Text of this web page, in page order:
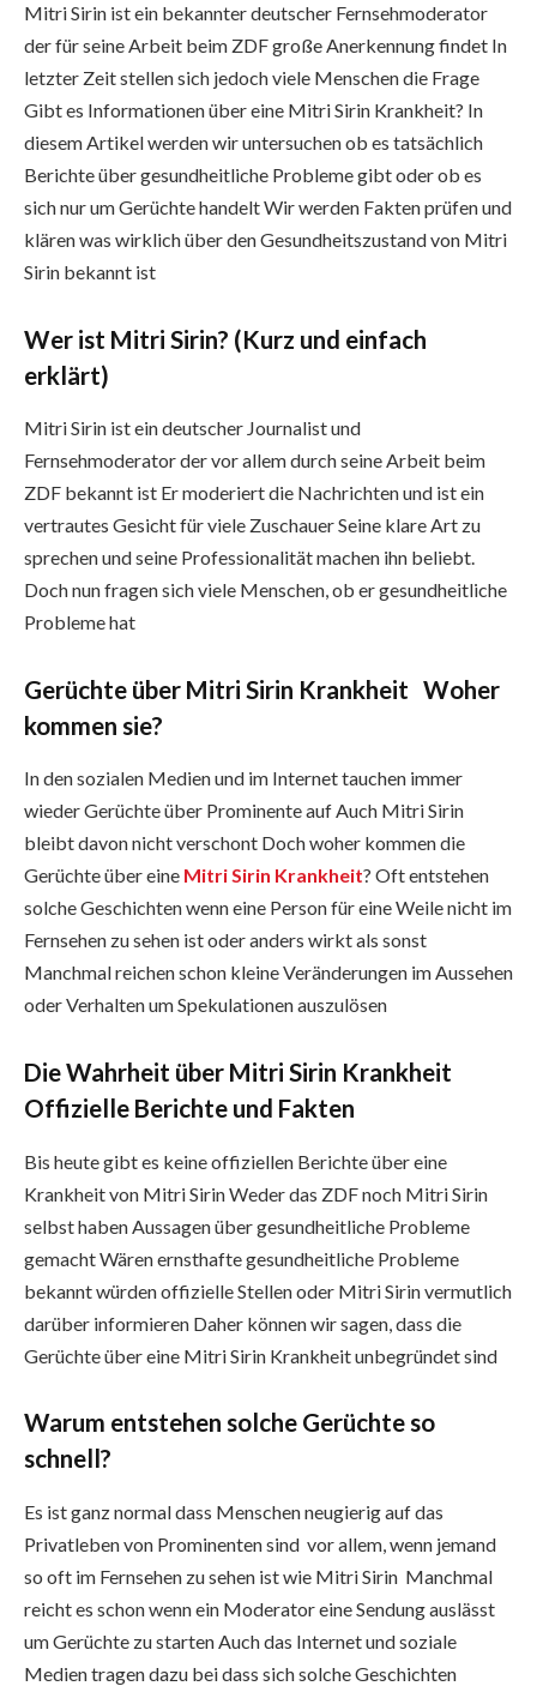
Mitri Sirin ist ein bekannter deutscher Fernsehmoderator
der für seine Arbeit beim ZDF große Anerkennung findet In
letzter Zeit stellen sich jedoch viele Menschen die Frage
Gibt es Informationen über eine Mitri Sirin Krankheit? In
diesem Artikel werden wir untersuchen ob es tatsächlich
Berichte über gesundheitliche Probleme gibt oder ob es
sich nur um Gerüchte handelt Wir werden Fakten prüfen und
klären was wirklich über den Gesundheitszustand von Mitri
Sirin bekannt ist
Wer ist Mitri Sirin? (Kurz und einfach
erklärt)
Mitri Sirin ist ein deutscher Journalist und
Fernsehmoderator der vor allem durch seine Arbeit beim
ZDF bekannt ist Er moderiert die Nachrichten und ist ein
vertrautes Gesicht für viele Zuschauer Seine klare Art zu
sprechen und seine Professionalität machen ihn beliebt.
Doch nun fragen sich viele Menschen, ob er gesundheitliche
Probleme hat
Gerüchte über Mitri Sirin Krankheit Woher
kommen sie?
In den sozialen Medien und im Internet tauchen immer
wieder Gerüchte über Prominente auf Auch Mitri Sirin
bleibt davon nicht verschont Doch woher kommen die
Gerüchte über eine Mitri Sirin Krankheit? Oft entstehen
solche Geschichten wenn eine Person für eine Weile nicht im
Fernsehen zu sehen ist oder anders wirkt als sonst
Manchmal reichen schon kleine Veränderungen im Aussehen
oder Verhalten um Spekulationen auszulösen
Die Wahrheit über Mitri Sirin Krankheit
Offizielle Berichte und Fakten
Bis heute gibt es keine offiziellen Berichte über eine
Krankheit von Mitri Sirin Weder das ZDF noch Mitri Sirin
selbst haben Aussagen über gesundheitliche Probleme
gemacht Wären ernsthafte gesundheitliche Probleme
bekannt würden offizielle Stellen oder Mitri Sirin vermutlich
darüber informieren Daher können wir sagen, dass die
Gerüchte über eine Mitri Sirin Krankheit unbegründet sind
Warum entstehen solche Gerüchte so
schnell?
Es ist ganz normal dass Menschen neugierig auf das
Privatleben von Prominenten sind vor allem, wenn jemand
so oft im Fernsehen zu sehen ist wie Mitri Sirin Manchmal
reicht es schon wenn ein Moderator eine Sendung auslässt
um Gerüchte zu starten Auch das Internet und soziale
Medien tragen dazu bei dass sich solche Geschichten